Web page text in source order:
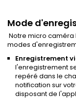
Mode
Notre micro caméra
modes
Enregistrement
l'enregistrement
repéré dans le
notification sur
disposant de